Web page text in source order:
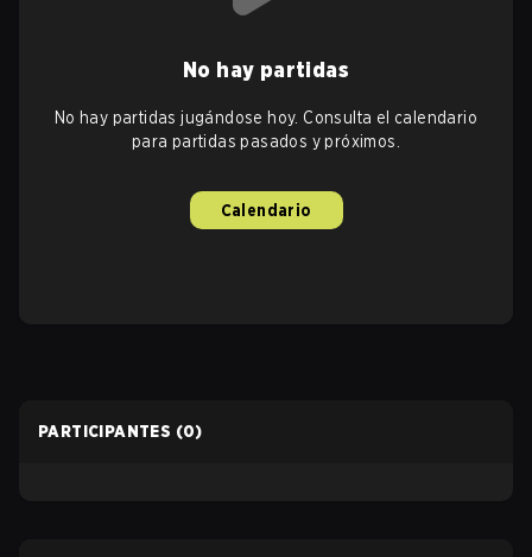
No hay partidas
No hay partidas jugándose hoy. Consulta el calendario
para partidas pasados y próximos.
Calendario
PARTICIPANTES (0)